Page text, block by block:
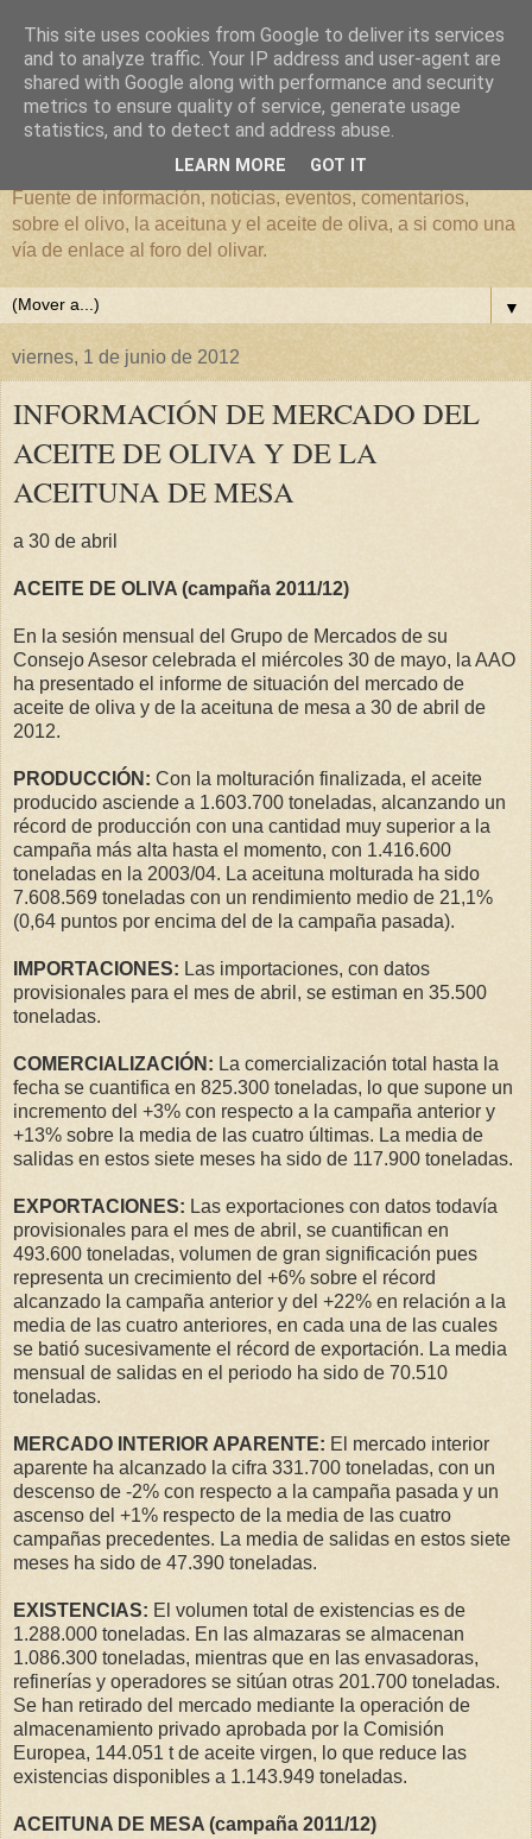
El mundo del Olivar
Fuente de información, noticias, eventos, comentarios,
sobre el olivo, la aceituna y el aceite de oliva, a si como una
vía de enlace al foro del olivar.
▼
viernes, 1 de junio de 2012
INFORMACIÓN DE MERCADO DEL
ACEITE DE OLIVA Y DE LA
ACEITUNA DE MESA
a 30 de abril
ACEITE DE OLIVA (campaña 2011/12)
En la sesión mensual del Grupo de Mercados de su
Consejo Asesor celebrada el miércoles 30 de mayo, la AAO
ha presentado el informe de situación del mercado de
aceite de oliva y de la aceituna de mesa a 30 de abril de
2012.
PRODUCCIÓN: Con la molturación finalizada, el aceite
producido asciende a 1.603.700 toneladas, alcanzando un
récord de producción con una cantidad muy superior a la
campaña más alta hasta el momento, con 1.416.600
toneladas en la 2003/04. La aceituna molturada ha sido
7.608.569 toneladas con un rendimiento medio de 21,1%
(0,64 puntos por encima del de la campaña pasada).
IMPORTACIONES: Las importaciones, con datos
provisionales para el mes de abril, se estiman en 35.500
toneladas.
COMERCIALIZACIÓN: La comercialización total hasta la
fecha se cuantifica en 825.300 toneladas, lo que supone un
incremento del +3% con respecto a la campaña anterior y
+13% sobre la media de las cuatro últimas. La media de
salidas en estos siete meses ha sido de 117.900 toneladas.
EXPORTACIONES: Las exportaciones con datos todavía
provisionales para el mes de abril, se cuantifican en
493.600 toneladas, volumen de gran significación pues
representa un crecimiento del +6% sobre el récord
alcanzado la campaña anterior y del +22% en relación a la
media de las cuatro anteriores, en cada una de las cuales
se batió sucesivamente el récord de exportación. La media
mensual de salidas en el periodo ha sido de 70.510
toneladas.
MERCADO INTERIOR APARENTE: El mercado interior
aparente ha alcanzado la cifra 331.700 toneladas, con un
descenso de -2% con respecto a la campaña pasada y un
ascenso del +1% respecto de la media de las cuatro
campañas precedentes. La media de salidas en estos siete
meses ha sido de 47.390 toneladas.
EXISTENCIAS: El volumen total de existencias es de
1.288.000 toneladas. En las almazaras se almacenan
1.086.300 toneladas, mientras que en las envasadoras,
refinerías y operadores se sitúan otras 201.700 toneladas.
Se han retirado del mercado mediante la operación de
almacenamiento privado aprobada por la Comisión
Europea, 144.051 t de aceite virgen, lo que reduce las
existencias disponibles a 1.143.949 toneladas.
ACEITUNA DE MESA (campaña 2011/12)
This site uses cookies from Google to deliver its services
and to analyze traffic. Your IP address and user-agent are
shared with Google along with performance and security
metrics to ensure quality of service, generate usage
statistics, and to detect and address abuse.
LEARN MORE GOT IT